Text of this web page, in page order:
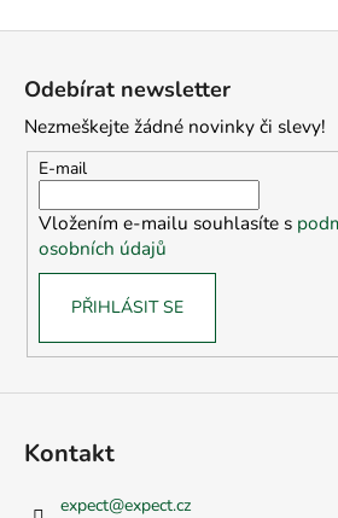
Odebírat newsletter
Nezmeškejte žádné novinky či slevy!
E-mail
Vložením e-mailu souhlasíte s
osobních údajů
PŘIHLÁSIT SE
Kontakt
expect@expect.cz